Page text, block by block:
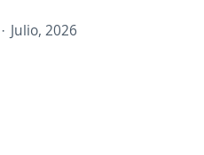
Julio, 2026